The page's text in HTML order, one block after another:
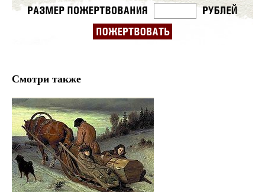
Смотри также